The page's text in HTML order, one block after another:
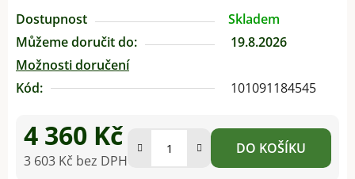
Dostupnost
Skladem
Můžeme doručit do:
19.8.2026
Možnosti doručení
Kód:
101091184545
4 360 Kč
3 603 Kč bez DPH
DO KOŠÍKU